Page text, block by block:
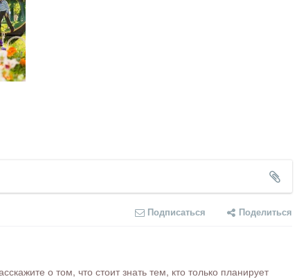
Подписаться Поделиться
о том, что стоит знать тем, кто только планирует